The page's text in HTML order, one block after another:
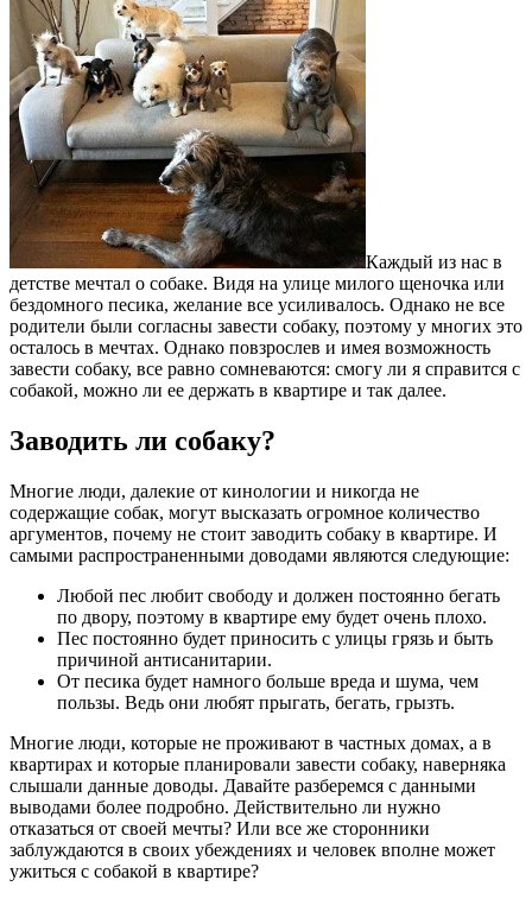
Каждый из нас в
детстве мечтал о собаке. Видя на улице милого щеночка или
бездомного песика, желание все усиливалось. Однако не все
родители были согласны завести собаку, поэтому у многих это
осталось в мечтах. Однако повзрослев и имея возможность
завести собаку, все равно сомневаются: смогу ли я справится с
собакой, можно ли ее держать в квартире и так далее.
Заводить ли собаку?
Многие люди, далекие от кинологии и никогда не
содержащие собак, могут высказать огромное количество
аргументов, почему не стоит заводить собаку в квартире. И
самыми распространенными доводами являются следующие:
Любой пес любит свободу и должен постоянно бегать
по двору, поэтому в квартире ему будет очень плохо.
Пес постоянно будет приносить с улицы грязь и быть
причиной антисанитарии.
От песика будет намного больше вреда и шума, чем
пользы. Ведь они любят прыгать, бегать, грызть.
Многие люди, которые не проживают в частных домах, а в
квартирах и которые планировали завести собаку, наверняка
слышали данные доводы. Давайте разберемся с данными
выводами более подробно. Действительно ли нужно
отказаться от своей мечты? Или все же сторонники
заблуждаются в своих убеждениях и человек вполне может
ужиться с собакой в квартире?